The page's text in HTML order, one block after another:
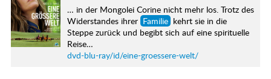
… in der Mongolei Corine nicht mehr los. Trotz des
Widerstandes ihrer Familie kehrt sie in die
Steppe zurück und begibt sich auf eine spirituelle
Reise…
dvd-blu-ray/id/eine-groessere-welt/